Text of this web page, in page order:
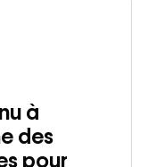
à
des
pour